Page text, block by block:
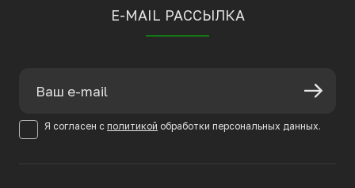
E-MAIL РАССЫЛКА
Я согласен с политикой обработки персональных данных.